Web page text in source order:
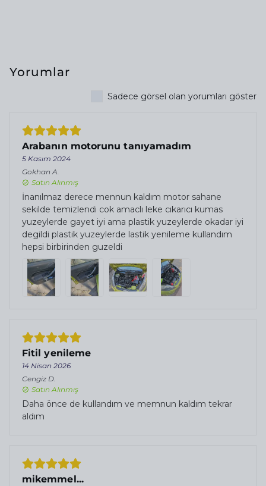
Yorumlar
Sadece görsel olan yorumları göster
Arabanın motorunu tanıyamadım
5 Kasım 2024
Gokhan A.
Satın Alınmış
İnanılmaz derece mennun kaldım motor sahane
sekilde temizlendi cok amaclı leke cıkarıcı kumas
yuzeylerde gayet iyi ama plastik yuzeylerde okadar iyi
degildi plastik yuzeylerde lastik yenileme kullandım
hepsi birbirinden guzeldi
Fitil yenileme
14 Nisan 2026
Cengiz D.
Satın Alınmış
Daha önce de kullandım ve memnun kaldım tekrar
aldım
mikemmel...